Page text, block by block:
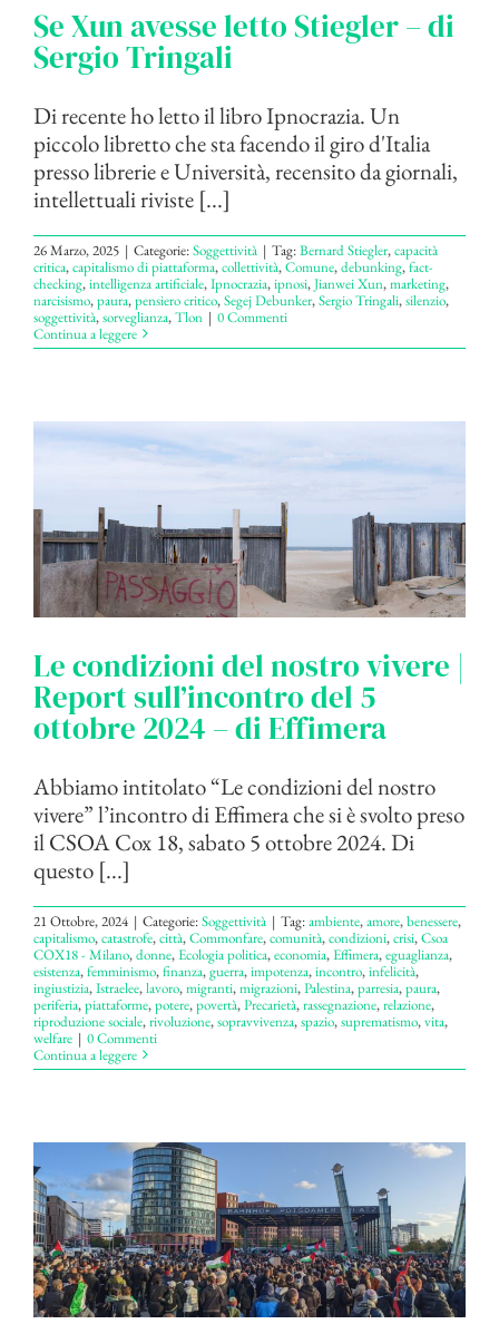
Se Xun avesse letto Stiegler – di
Sergio Tringali
Di recente ho letto il libro Ipnocrazia. Un
piccolo libretto che sta facendo il giro d'Italia
presso librerie e Università, recensito da giornali,
intellettuali riviste [...]
26 Marzo, 2025 | Categorie:Soggettività | Tag:Bernard Stiegler,capacità
critica,capitalismo di piattaforma,collettività,Comune,debunking,fact-
checking,intelligenza artificiale,Ipnocrazia,ipnosi,Jianwei Xun,marketing,
narcisismo,paura,pensiero critico,Segej Debunker,Sergio Tringali,silenzio,
soggettività,sorveglianza,Tlon | 0 Commenti
Continua a leggere
Le condizioni del nostro vivere |
Report sull’incontro del 5
ottobre 2024 – di Effimera
Abbiamo intitolato “Le condizioni del nostro
vivere” l’incontro di Effimera che si è svolto preso
il CSOA Cox 18, sabato 5 ottobre 2024. Di
questo [...]
21 Ottobre, 2024 | Categorie:Soggettività | Tag:ambiente,amore,benessere,
capitalismo,catastrofe,città,Commonfare,comunità,condizioni,crisi,Csoa
COX18 - Milano,donne,Ecologia politica,economia,Effimera,eguaglianza,
esistenza,femminismo,finanza,guerra,impotenza,incontro,infelicità,
ingiustizia,Istraelee,lavoro,migranti,migrazioni,Palestina,parresia,paura,
periferia,piattaforme,potere,povertà,Precarietà,rassegnazione,relazione,
riproduzione sociale,rivoluzione,sopravvivenza,spazio,suprematismo,vita,
welfare | 0 Commenti
Continua a leggere